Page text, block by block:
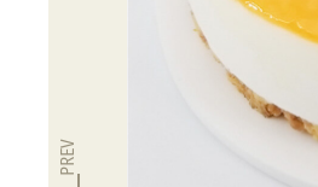
PREV